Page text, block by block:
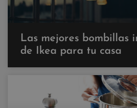
Las mejores bombillas
de Ikea para tu casa